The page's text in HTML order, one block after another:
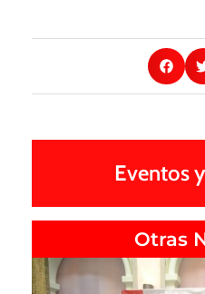
Eventos
Otras